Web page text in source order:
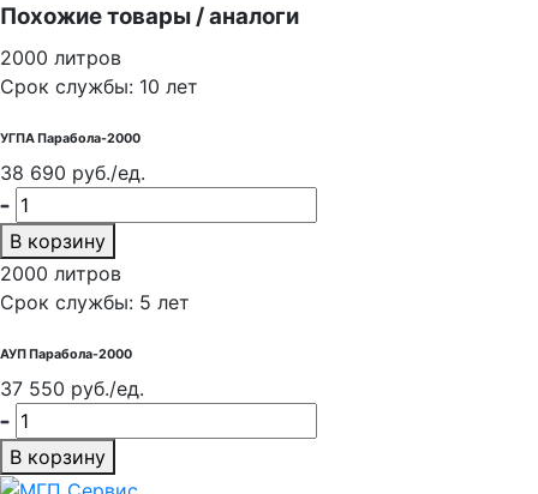
Похожие товары / аналоги
2000 литров
Срок службы: 10 лет
УГПА Парабола-2000
38 690 руб./ед.
В корзину
2000 литров
Срок службы: 5 лет
АУП Парабола-2000
37 550 руб./ед.
В корзину